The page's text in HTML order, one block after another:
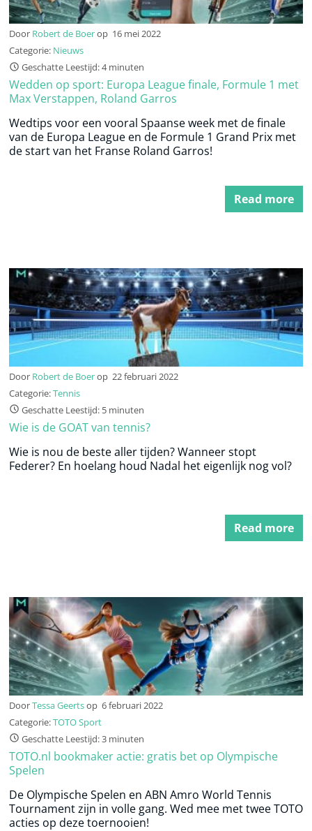
Door Robert de Boerop 16 mei 2022
Categorie: Nieuws
Geschatte Leestijd: 4 minuten
Wedden op sport: Europa League finale, Formule 1 met
Max Verstappen, Roland Garros
Wedtips voor een vooral Spaanse week met de finale
van de Europa League en de Formule 1 Grand Prix met
de start van het Franse Roland Garros!
Read more
Door Robert de Boerop 22 februari 2022
Categorie:Tennis
Geschatte Leestijd: 5 minuten
Wie is de GOAT van tennis?
Wie is nou de beste aller tijden? Wanneer stopt
Federer? En hoelang houd Nadal het eigenlijk nog vol?
Read more
DoorTessa Geertsop 6 februari 2022
Categorie:TOTO Sport
Geschatte Leestijd: 3 minuten
TOTO.nl bookmaker actie: gratis bet op Olympische
Spelen
De Olympische Spelen en ABN Amro World Tennis
Tournament zijn in volle gang. Wed mee met twee TOTO
acties op deze toernooien!